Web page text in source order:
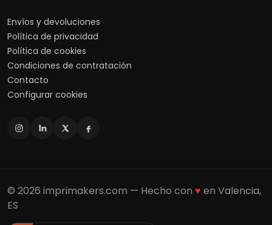
Envíos y devoluciones
Política de privacidad
Política de cookies
Condiciones de contratación
Contacto
Configurar cookies
© 2026 imprimakers.com — Hecho con ♥ en Valencia,
ES